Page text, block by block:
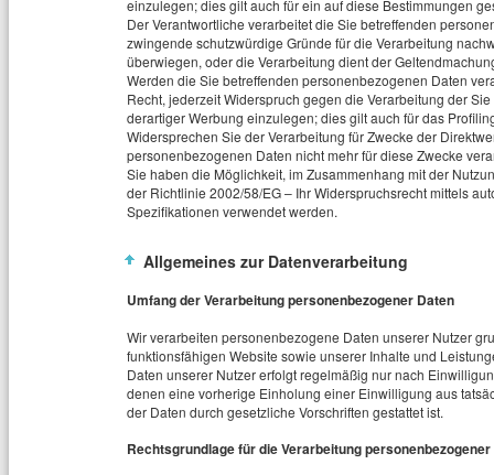
einzulegen; dies gilt auch für ein auf diese Bestimmungen
Der Verantwortliche verarbeitet die Sie betreffenden
zwingende schutzwürdige Gründe für die Verarbeitung
überwiegen, oder die Verarbeitung dient der
Werden die Sie betreffenden personenbezogenen Daten
Recht, jederzeit Widerspruch gegen die Verarbeitung der
derartiger Werbung einzulegen; dies gilt auch für das
Widersprechen Sie der Verarbeitung für Zwecke der
personenbezogenen Daten nicht mehr für diese Zwecke
Sie haben die Möglichkeit, im Zusammenhang mit der
der Richtlinie 2002/58/EG – Ihr Widerspruchsrecht mittels
Spezifikationen verwendet werden.
Allgemeines zur Datenverarbeitung
Umfang der Verarbeitung personenbezogener Daten
Wir verarbeiten personenbezogene Daten unserer Nutzer
funktionsfähigen Website sowie unserer Inhalte und
Daten unserer Nutzer erfolgt regelmäßig nur nach
denen eine vorherige Einholung einer Einwilligung aus
der Daten durch gesetzliche Vorschriften gestattet ist.
Rechtsgrundlage für die Verarbeitung